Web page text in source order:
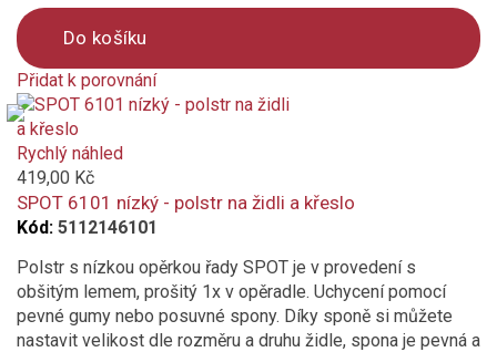
Do košíku
Přidat k porovnání
Product
is
added
to
compare
Rychlý náhled
419,00 Kč
SPOT 6101 nízký - polstr na židli a křeslo
Kód: 5112146101
Polstr s nízkou opěrkou řady SPOT je v provedení s
obšitým lemem, prošitý 1x v opěradle. Uchycení pomocí
pevné gumy nebo posuvné spony. Díky sponě si můžete
nastavit velikost dle rozměru a druhu židle, spona je pevná a